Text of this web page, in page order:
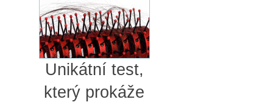
Unikátní test,
který prokáže